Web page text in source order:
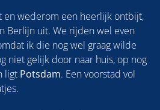
en wederom een heerlijk ontbijt,
Berlijn uit. We rijden wel even
ik die nog wel graag wilde
niet gelijk door naar huis, op nog
ligt Potsdam. Een voorstad vol